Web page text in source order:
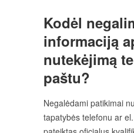
Kodėl
informaciją
nutekėjimą
paštu?
Negalėdami patikimai
tapatybės telefonu ar